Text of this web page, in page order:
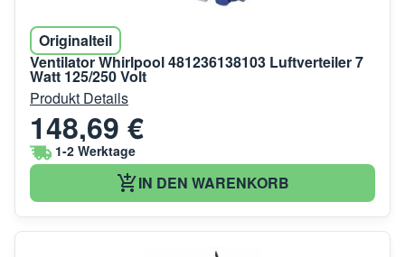
Originalteil
Ventilator Whirlpool 481236138103 Luftverteiler 7
Watt 125/250 Volt
Produkt Details
148,69 €
1-2 Werktage
IN DEN WARENKORB